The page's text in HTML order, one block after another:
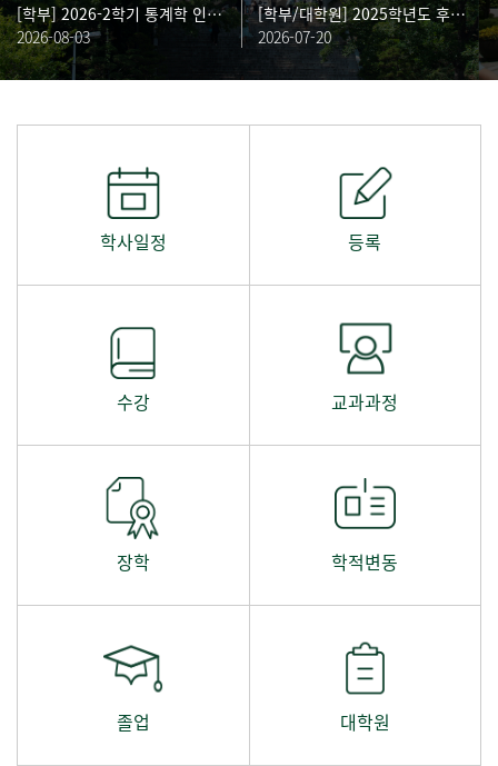
[학부] 2026-2학기 통계학 인턴십 교과목 사전 신청 안내 (~8/10 )
2026-08-03
[학부/대학원] 2025학년도 후기 학위수여식 학위복 대여 안내 (~8/10 23:00)
2026-07-20
학사일정 등록
수강 교과과정
장학 학적변동
졸업 대학원